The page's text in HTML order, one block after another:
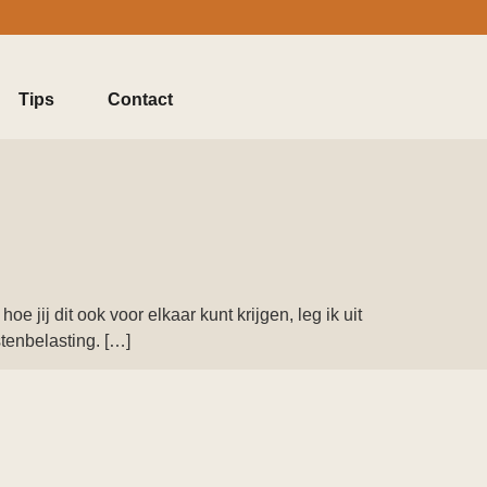
Tips Contact
jij dit ook voor elkaar kunt krijgen, leg ik uit
[…]